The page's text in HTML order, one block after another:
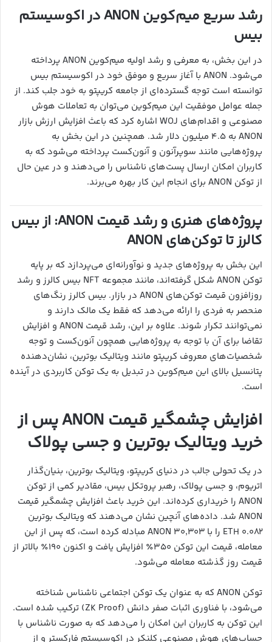
رشد سریع میم‌کوین ANON در اکوسیستم
بیس
در این بخش، به معرفی و رشد اولیه میم‌کوین ANON پرداخته
می‌شود. ANON با آغاز سریع و موفق خود در اکوسیستم بیس
توانسته است توجه گسترده‌ای از جامعه کریپتو به خود جلب کند. از
جمله عوامل موفقیت این میم‌کوین می‌توان به تعاملات هوش
مصنوعی و اقدام‌های WOJ اشاره کرد که باعث افزایش ارزش بازار
ANON به ۴.۵ میلیون دلار شد. همچنین در این بخش به
پروژه‌هایی مانند سوپرآنون و آنون‌کست پرداخته می‌شود که به
کاربران امکان ارسال پست‌های ناشناس را می‌دهند و در عین حال
از توکن ANON برای انجام این کار بهره می‌برند.
پروژه‌های هنری و رشد قیمت ANON: از بیس
کالرز تا توکن‌های ANON
این بخش به پروژه‌های جدید و نوآورانه‌ای می‌پردازد که بر پایه
توکن ANON شکل گرفته‌اند، مانند مجموعه NFT بیس کالرز و رشد
روزافزون قیمت توکن‌های ANON در بازار. بیس کالرز رنگ‌های
منحصر به فردی را ارائه می‌دهد که فقط یک مالک دارند و
نمی‌توانند تکرار شوند. علاوه بر این، رشد قیمت ANON و افزایش
تقاضا برای آن با توجه به پروژه‌هایی همچون آنون‌کست و توجه
شخصیات‌های معروف کریپتو مانند ویتالیک بوترین، نشان‌دهنده
پتانسیل بالای این میم‌کوین در تبدیل به یک توکن کاربردی در آینده
است.
افزایش چشمگیر قیمت ANON پس از
خرید ویتالیک بوترین و جسی پولاک
در یک تحولی جالب در دنیای کریپتو، ویتالیک بوترین، بنیان‌گذار
اتریوم، و جسی پولاک، رهبر پروتکل بیس، مقادیر کمی از توکن
ANON را خریداری کرده‌اند. این خرید باعث افزایش چشمگیر قیمت
ANON شد. داده‌های آنچین نشان می‌دهند که ویتالیک بوترین
۰.۰۸۲ ETH را با ۳۰٬۳۰۳ ANON مبادله کرده است، که پس از این
معامله، قیمت این توکن ۳۵۰٪ افزایش یافت و اکنون ۱۹۰٪ بالاتر از
قیمت روز گذشته معامله می‌شود.
توکن ANON که به عنوان یک توکن اجتماعی ناشناس شناخته
می‌شود، با فناوری اثبات صفر دانش (ZK Proof) ترکیب شده است.
این توکن به کاربران این امکان را می‌دهد که به صورت ناشناس با
حساب‌های هوش مصنوعی کلنکر در اکوسیستم فارکستر و از